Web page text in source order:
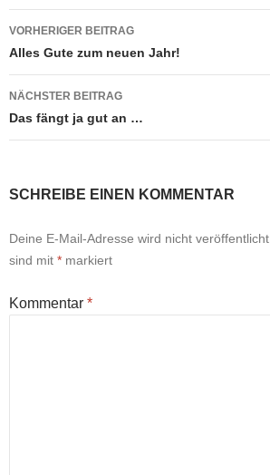
Beitrags-
Navigation
VORHERIGER BEITRAG
Alles Gute zum neuen Jahr!
NÄCHSTER BEITRAG
Das fängt ja gut an …
SCHREIBE EINEN KOMMENTAR
Deine E-Mail-Adresse wird nicht veröffentlicht.
sind mit * markiert
Kommentar *